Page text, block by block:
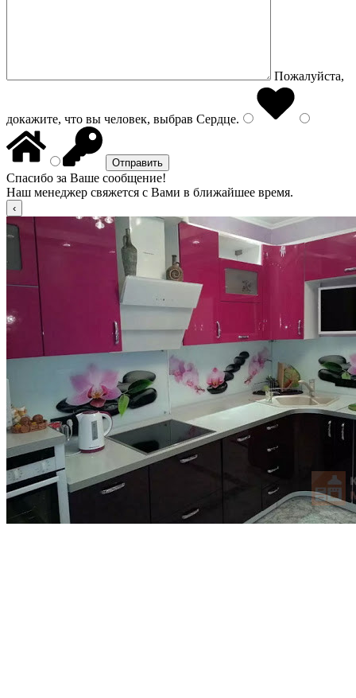
Пожалуйста,
докажите, что вы человек, выбрав Сердце.
Спасибо за Ваше сообщение!
Наш менеджер свяжется с Вами в ближайшее время.